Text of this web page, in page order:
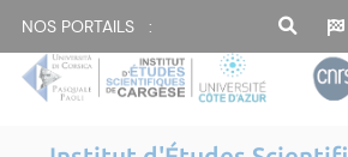
NOS PORTAILS :